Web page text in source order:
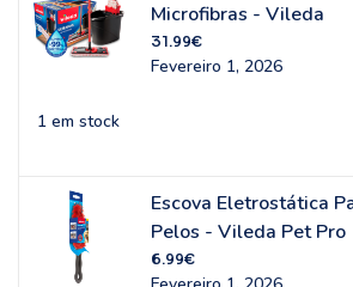
Microfibras - Vileda
31.99€
Fevereiro 1, 2026
1 em stock
Escova Eletrostática
Pelos - Vileda Pet Pro
6.99€